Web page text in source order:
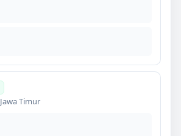
Jawa Timur